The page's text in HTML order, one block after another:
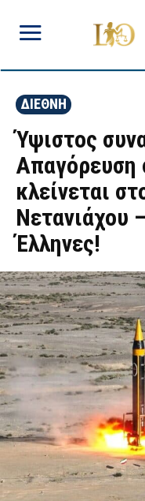
ΔΙΕΘΝΗ
Ύψιστος
Απαγόρευση
κλείνεται
Νετανιάχου
Έλληνες!